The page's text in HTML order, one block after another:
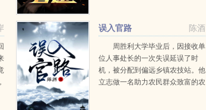
人，上医医国的道理，为了救...陈酒
误入官路
周胜利大学毕业后，因接收单
位人事处长的一次失误延误了时
机，被分配到偏远乡镇农技站。他
立志做一名助力农民群众致富的农